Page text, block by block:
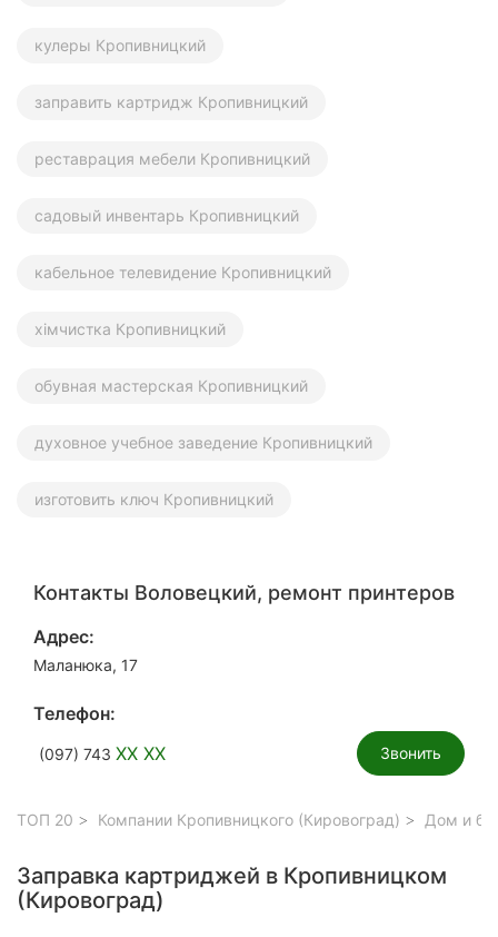
кулеры Кропивницкий
заправить картридж Кропивницкий
реставрация мебели Кропивницкий
садовый инвентарь Кропивницкий
кабельное телевидение Кропивницкий
хімчистка Кропивницкий
обувная мастерская Кропивницкий
духовное учебное заведение Кропивницкий
изготовить ключ Кропивницкий
Контакты Воловецкий, ремонт принтеров
Адрес:
Маланюка, 17
Телефон:
(097) 743 XX XX Звонить
ТОП 20 Компании Кропивницкого (Кировоград) Дом и
Заправка картриджей в Кропивницком
(Кировоград)